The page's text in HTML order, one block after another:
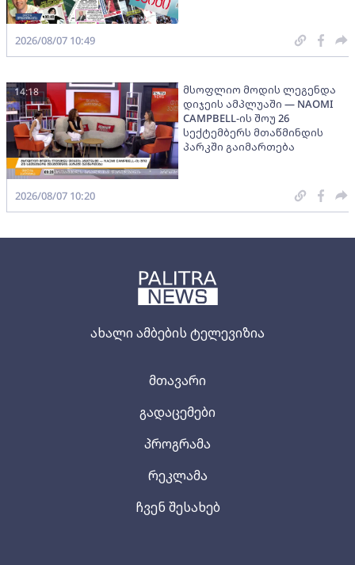
ახალი ამბების ტელევიზია
მთავარი
გადაცემები
პროგრამა
რეკლამა
ჩვენ შესახებ
2026/08/07 10:49
მსოფლიო მოდის ლეგენდა
დიჯეის ამპლუაში — NAOMI
CAMPBELL-ის შოუ 26
სექტემბერს მთაწმინდის
პარკში გაიმართება
14:18
2026/08/07 10:20